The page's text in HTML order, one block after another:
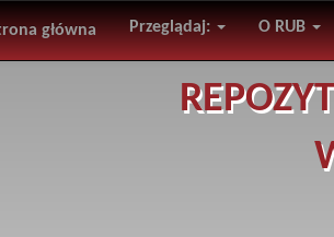
główna Przeglądaj: O RUB